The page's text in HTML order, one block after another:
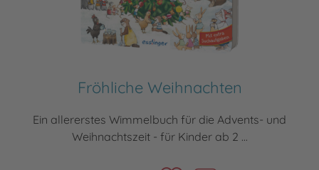
Fröhliche Weihnachten
Ein allererstes Wimmelbuch für die Advents- und
Weihnachtszeit - für Kinder ab 2 ...